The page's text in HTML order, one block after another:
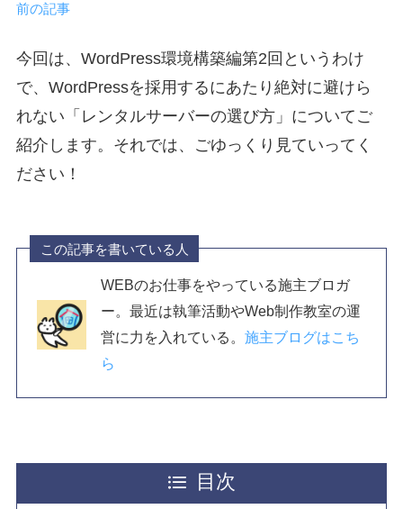
前の記事
今回は、WordPress環境構築編第2回というわけ
で、WordPressを採用するにあたり絶対に避けら
れない「レンタルサーバーの選び方」についてご
紹介します。それでは、ごゆっくり見ていってく
ださい！
この記事を書いている人
WEBのお仕事をやっている施主ブロガ
ー。最近は執筆活動やWeb制作教室の運
営に力を入れている。施主ブログはこち
ら
目次